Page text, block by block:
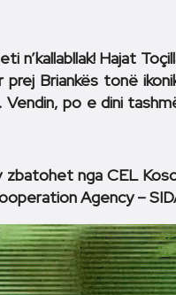
n’kallabllak! Hajat
prej Briankës tonë
Vendin, po e dini
nga CEL
Agency –